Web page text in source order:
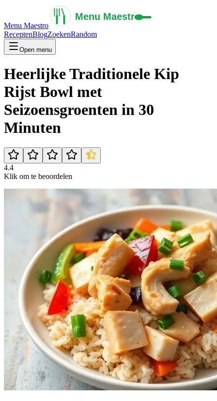
Menu Maestro
ReceptenBlogZoekenRandom
Open menu
Heerlijke Traditionele Kip
Rijst Bowl met
Seizoensgroenten in 30
Minuten
4.4
Klik om te beoordelen